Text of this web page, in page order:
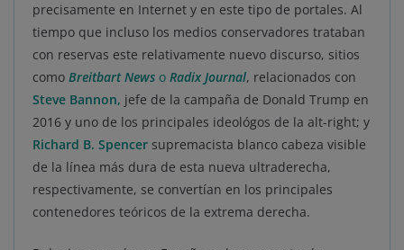
precisamente en Internet y en este tipo de portales. Al
tiempo que incluso los medios conservadores trataban
con reservas este relativamente nuevo discurso, sitios
como Breitbart News o Radix Journal, relacionados con
Steve Bannon, jefe de la campaña de Donald Trump en
2016 y uno de los principales ideológos de la alt-right; y
Richard B. Spencer supremacista blanco cabeza visible
de la línea más dura de esta nueva ultraderecha,
respectivamente, se convertían en los principales
contenedores teóricos de la extrema derecha.